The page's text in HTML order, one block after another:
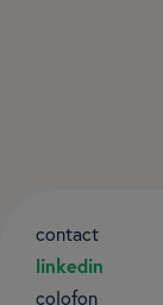
contact
linkedin
colofon